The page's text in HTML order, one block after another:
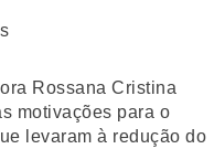
Rossana Cristina
motivações para o
levaram à redução do